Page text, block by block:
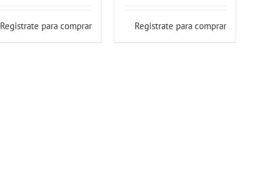
Registrate para comprar Registrate para comprar